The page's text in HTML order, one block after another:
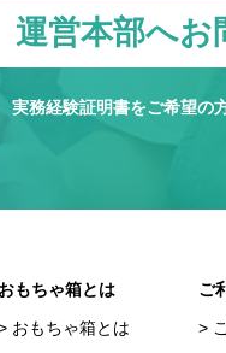
運営本部へお
実務経験証明書をご希望の
おもちゃ箱とは
おもちゃ箱とは
ご